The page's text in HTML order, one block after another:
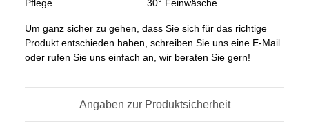
Pflege 30° Feinwäsche
Um ganz sicher zu gehen, dass Sie sich für das richtige
Produkt entschieden haben, schreiben Sie uns eine E-Mail
oder rufen Sie uns einfach an, wir beraten Sie gern!
Angaben zur Produktsicherheit